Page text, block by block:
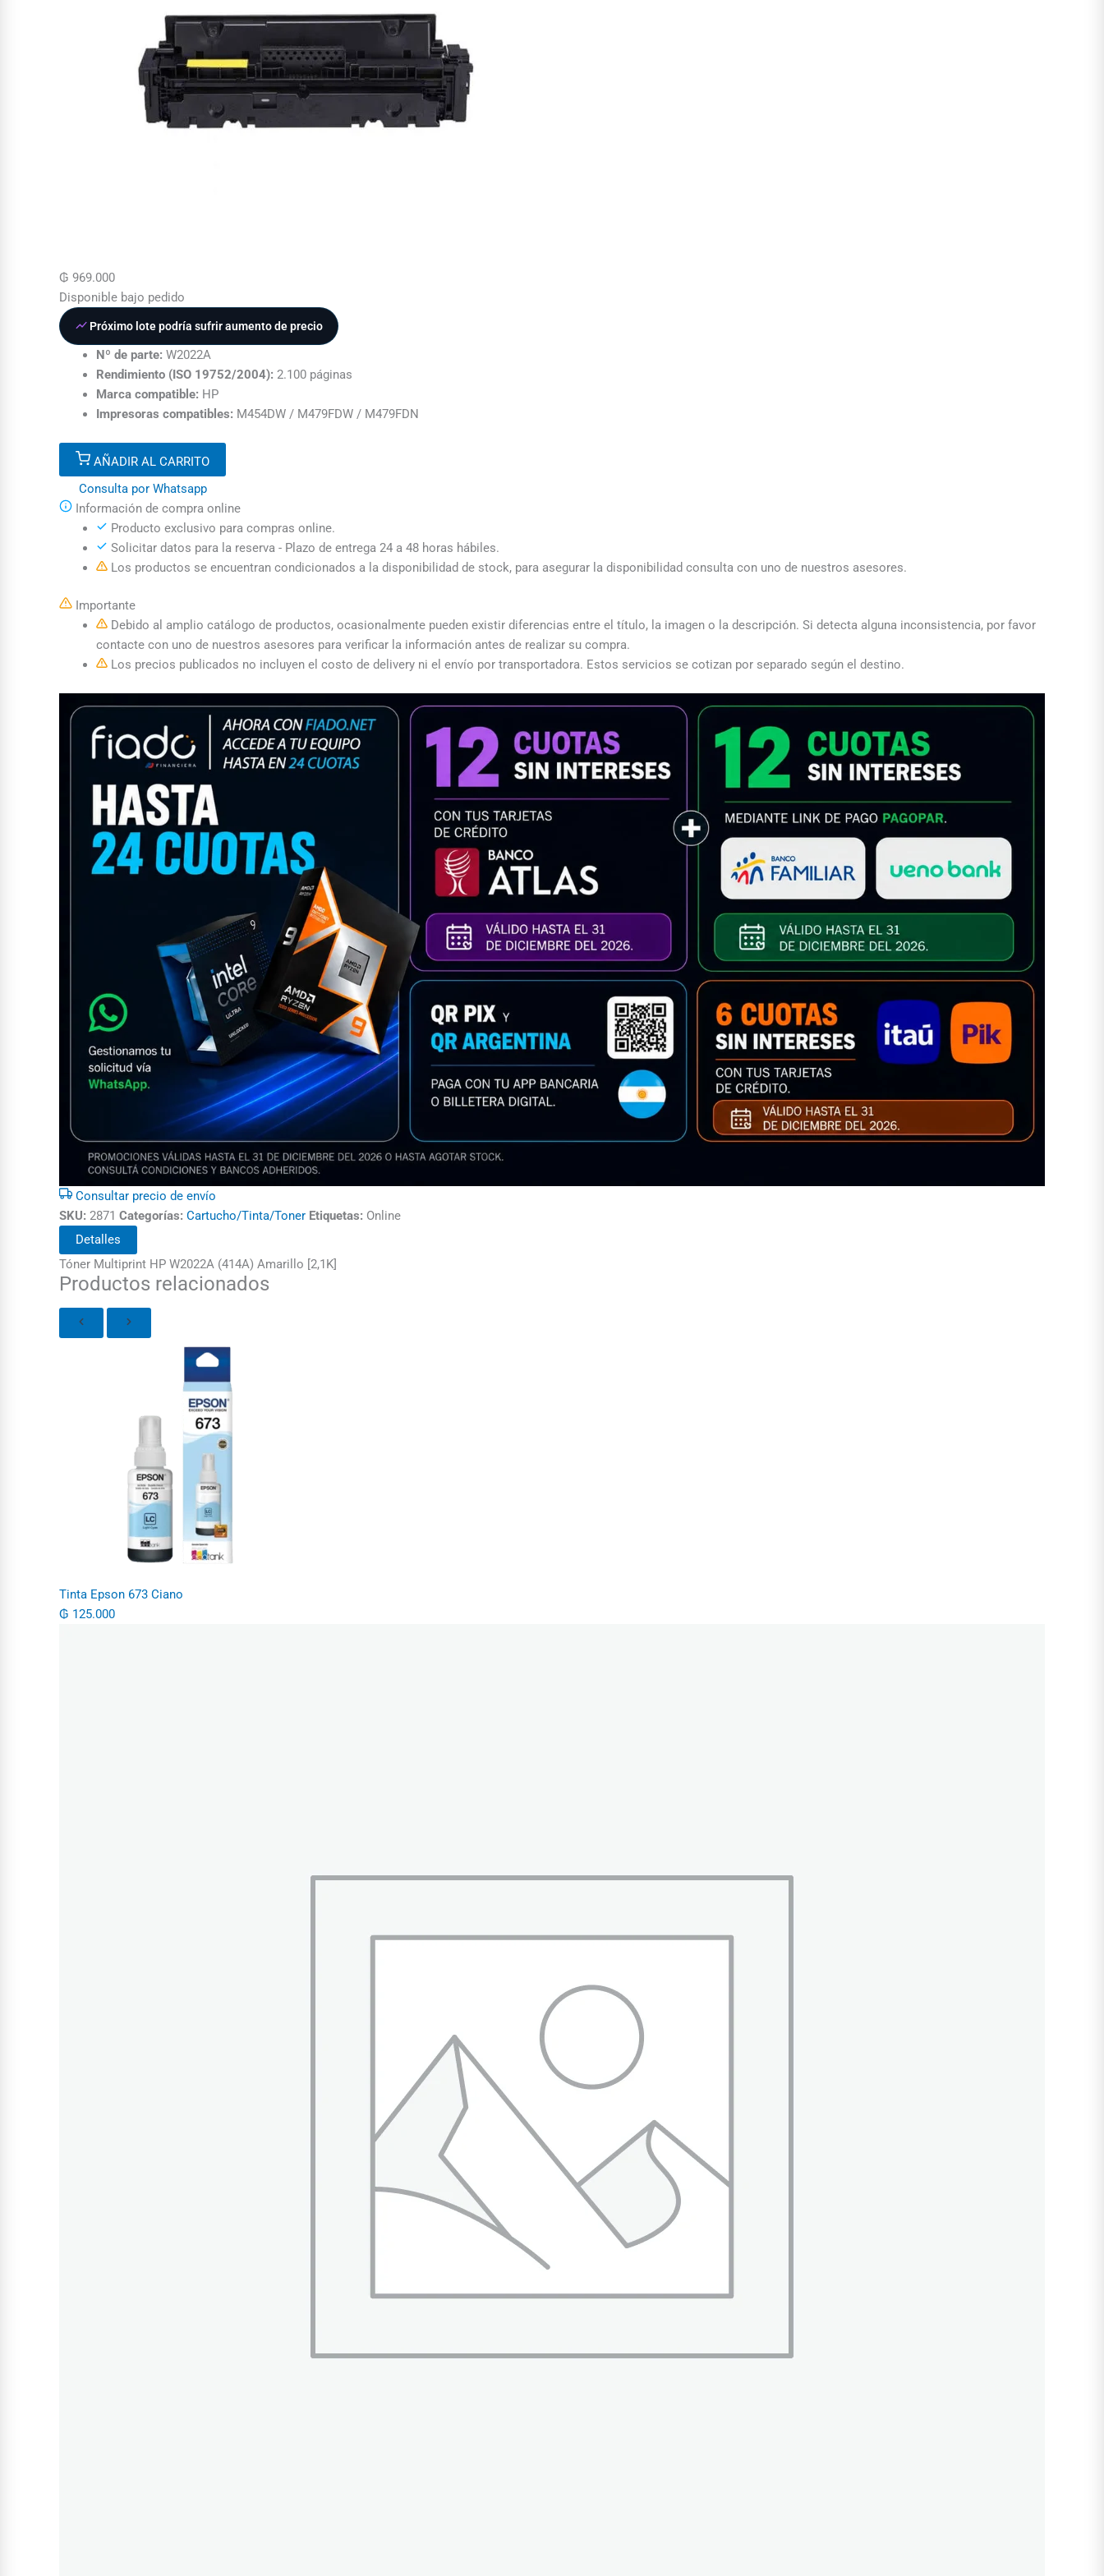
₲ 969.000
Disponible bajo pedido
Próximo lote podría sufrir aumento de precio
Nº de parte: W2022A
Rendimiento (ISO 19752/2004): 2.100 páginas
Marca compatible: HP
Impresoras compatibles: M454DW / M479FDW / M479FDN
AÑADIR AL CARRITO
Consulta por Whatsapp
Información de compra online
Producto exclusivo para compras online.
Solicitar datos para la reserva - Plazo de entrega 24 a 48 horas hábiles.
Los productos se encuentran condicionados a la disponibilidad de stock, para asegurar la disponibilidad consulta con uno de nuestros asesores.
Importante
Debido al amplio catálogo de productos, ocasionalmente pueden existir diferencias entre el título, la imagen o la descripción. Si detecta alguna inconsistencia, por favor
contacte con uno de nuestros asesores para verificar la información antes de realizar su compra.
Los precios publicados no incluyen el costo de delivery ni el envío por transportadora. Estos servicios se cotizan por separado según el destino.
Consultar precio de envío
SKU: 2871 Categorías: Cartucho/Tinta/Toner Etiquetas: Online
Detalles
Tóner Multiprint HP W2022A (414A) Amarillo [2,1K]
Productos relacionados
Tinta Epson 673 Ciano
₲ 125.000